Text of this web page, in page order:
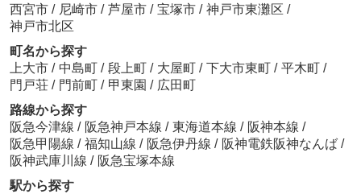
西宮市 / 尼崎市 / 芦屋市 / 宝塚市 / 神戸市東灘区 /
神戸市北区
町名から探す
上大市 / 中島町 / 段上町 / 大屋町 / 下大市東町 / 平木町 /
門戸荘 / 門前町 / 甲東園 / 広田町
路線から探す
阪急今津線 / 阪急神戸本線 / 東海道本線 / 阪神本線 /
阪急甲陽線 / 福知山線 / 阪急伊丹線 / 阪神電鉄阪神なんば /
阪神武庫川線 / 阪急宝塚本線
駅から探す